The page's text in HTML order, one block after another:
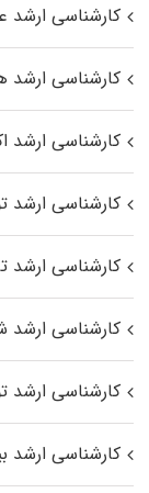
کارشناسی
کارشناسی ارشد
کارشناسی ارشد
کارشناسی ارشد
کارشناسی ارشد
کارشناسی ارشد
کارشناسی ارشد
کارشناسی ارشد